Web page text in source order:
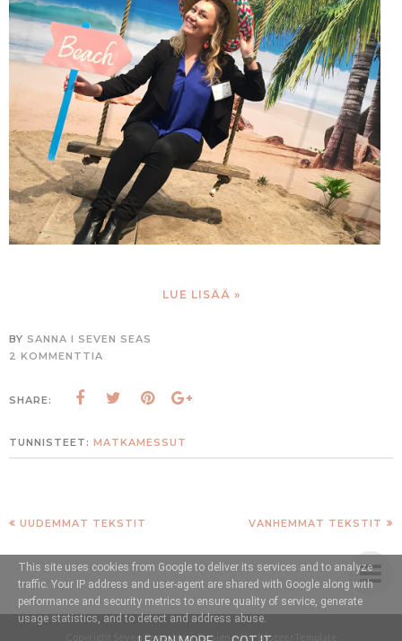
LUE LISÄÄ »
BY SANNA I SEVEN SEAS
2 KOMMENTTIA
SHARE:
TUNNISTEET: MATKAMESSUT
UUDEMMAT TEKSTIT VANHEMMAT TEKSTIT
Seven Seas -blogi. Designed by BloggerTemplate
This site uses cookies from Google to deliver its services and to analyze
traffic. Your IP address and user-agent are shared with Google along with
performance and security metrics to ensure quality of service, generate
usage statistics, and to detect and address abuse.